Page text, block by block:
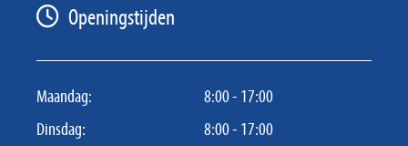
Openingstijden
Maandag:
8:00 - 17:00
Dinsdag:
8:00 - 17:00